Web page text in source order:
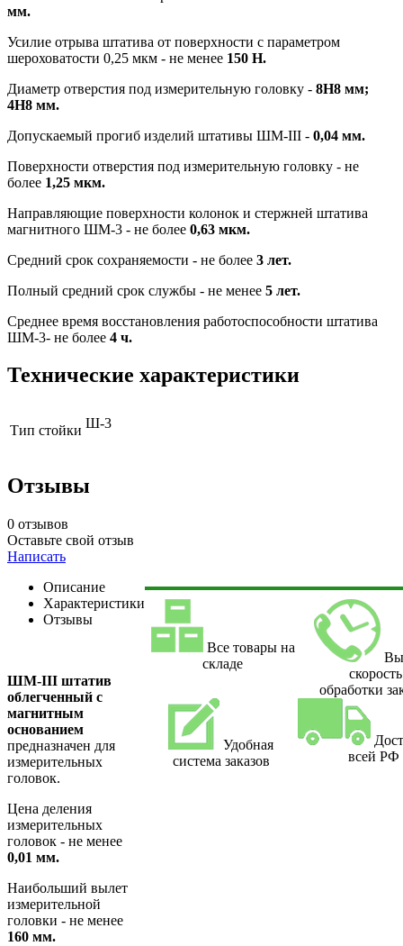
мм.
Усилие отрыва штатива от поверхности с параметром
шероховатости 0,25 мкм - не менее 150 Н.
Диаметр отверстия под измерительную головку - 8Н8 мм;
4Н8 мм.
Допускаемый прогиб изделий штативы ШМ-III - 0,04 мм.
Поверхности отверстия под измерительную головку - не
более 1,25 мкм.
Направляющие поверхности колонок и стержней штатива
магнитного ШМ-3 - не более 0,63 мкм.
Средний срок сохраняемости - не более 3 лет.
Полный средний срок службы - не менее 5 лет.
Среднее время восстановления работоспособности штатива
ШМ-3- не более 4 ч.
Технические характеристики
Тип стойки Ш-3
Отзывы
0 отзывов
Оставьте свой отзыв
Написать
Описание
Характеристики
Отзывы
ШМ-III штатив
облегченный с
магнитным
основанием
предназначен для
измерительных
головок.
Цена деления
измерительных
головок - не менее
0,01 мм.
Наибольший вылет
измерительной
головки - не менее
160 мм.
Все товары на
складе
скорость
обработки
Удобная
система заказов
всей РФ